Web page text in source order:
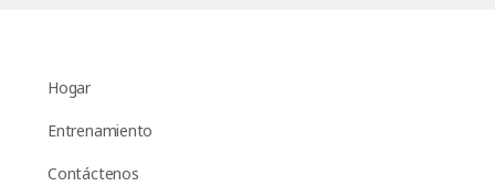
Hogar
Entrenamiento
Contáctenos